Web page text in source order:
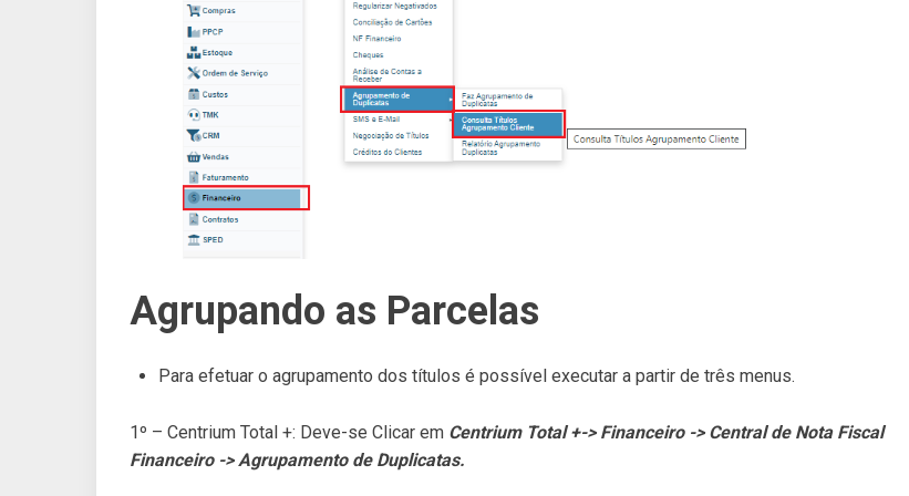
Agrupando as Parcelas
Para efetuar o agrupamento dos títulos é possível executar a partir de três menus.
1º – Centrium Total +: Deve-se Clicar em Centrium Total +-> Financeiro -> Central de Nota Fiscal
Financeiro-> Agrupamento de Duplicatas.